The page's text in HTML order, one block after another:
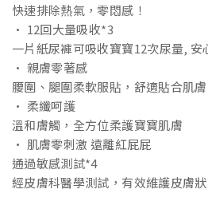
快速排除熱氣，零悶感！
• 12回大量吸收*3
一片紙尿褲可吸收寶寶12次尿量, 安
• 親膚零著感
腰圍、腿圍柔軟服貼，舒適貼合肌
• 柔纖呵護
溫和膚觸，全方位柔護寶寶肌膚
• 肌膚零刺激 遠離紅屁屁
通過敏感測試*4
經皮膚科醫學測試，有效維護皮膚